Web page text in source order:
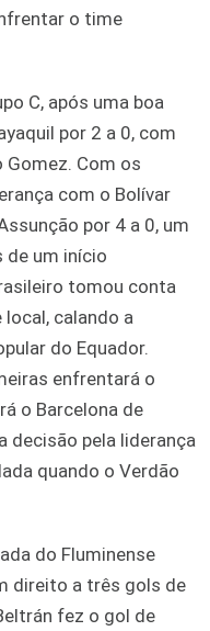
o time
C, após uma boa
por 2 a 0, com
Gomez. Com os
com o Bolívar
por 4 a 0, um
de um início
tomou conta
calando a
do Equador.
enfrentará o
o Barcelona de
decisão pela liderança
quando o Verdão
do Fluminense
direito a três gols de
fez o gol de